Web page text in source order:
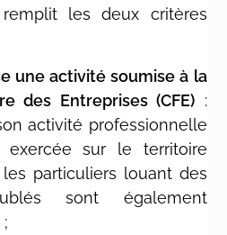
remplit lesdeux critères
une activité soumise à la
des Entreprises (CFE) :
activité professionnelle
exercée sur le territoire
particuliers louant des
sont également